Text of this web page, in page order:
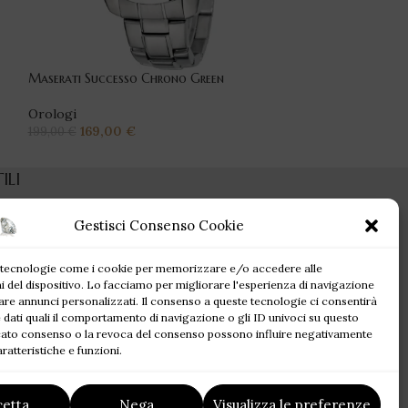
Gestisci Consenso Cookie
come i cookie per memorizzare e/o accedere alle
del dispositivo. Lo facciamo per migliorare l'esperienza di navigazione
annunci personalizzati. Il consenso a queste tecnologie ci consentirà
dati quali il comportamento di navigazione o gli ID univoci su questo
consenso o la revoca del consenso possono influire negativamente
e funzioni.
Nega Visualizza le preferenze
Maserati Successo Chrono Green
Orologi
169,00 €
dimenticata
(UE)
rimborso e
Spedizione
condizioni